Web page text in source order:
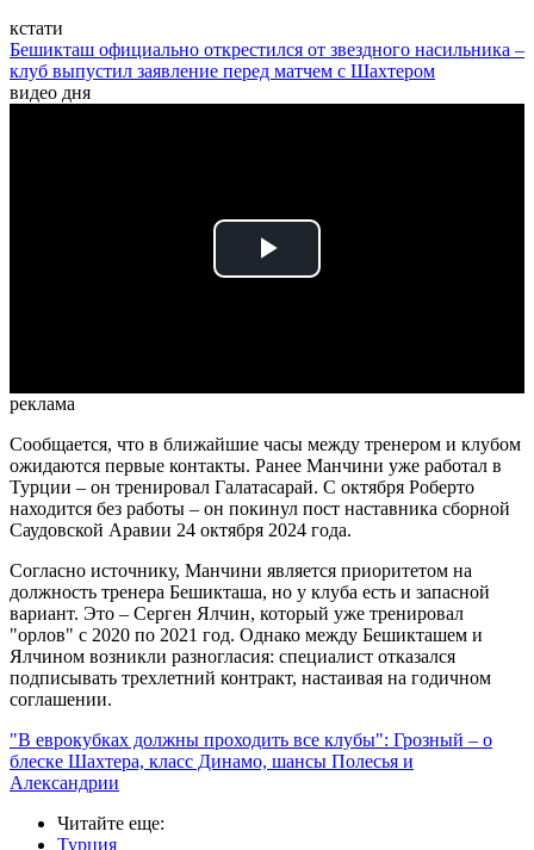
кстати
Бешикташ официально открестился от звездного насильника –
клуб выпустил заявление перед матчем с Шахтером
видео дня
Play
реклама
Сообщается, что в ближайшие часы между тренером и клубом
ожидаются первые контакты. Ранее Манчини уже работал в
Турции – он тренировал Галатасарай. С октября Роберто
находится без работы – он покинул пост наставника сборной
Саудовской Аравии 24 октября 2024 года.
Согласно источнику, Манчини является приоритетом на
должность тренера Бешикташа, но у клуба есть и запасной
вариант. Это – Серген Ялчин, который уже тренировал
"орлов" с 2020 по 2021 год. Однако между Бешикташем и
Ялчином возникли разногласия: специалист отказался
подписывать трехлетний контракт, настаивая на годичном
соглашении.
"В еврокубках должны проходить все клубы": Грозный – о
блеске Шахтера, класс Динамо, шансы Полесья и
Александрии
Читайте еще:
Турция